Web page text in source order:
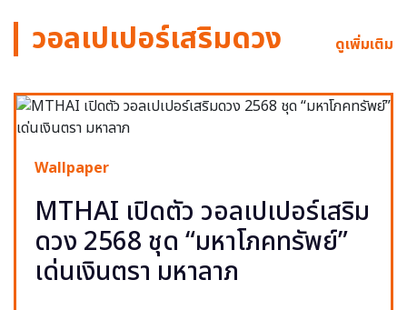
วอลเปเปอร์เสริมดวง ดูเพิ่มเติม
Wallpaper
MTHAI เปิดตัว วอลเปเปอร์เสริม
ดวง 2568 ชุด “มหาโภคทรัพย์”
เด่นเงินตรา มหาลาภ